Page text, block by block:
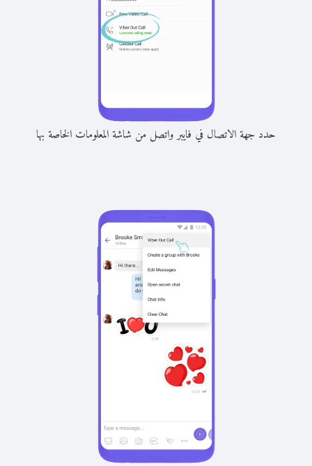
حدد جهة الاتصال في فايبر واتصل من شاشة المعلومات الخاصة بها